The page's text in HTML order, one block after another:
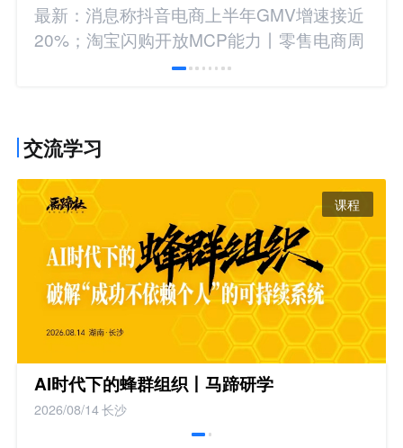
最新：消息称抖音电商上半年GMV增速接近
20%；淘宝闪购开放MCP能力丨零售电商周
交流学习
课程
AI时代下的蜂群组织丨马蹄研学
2026/08/14长沙